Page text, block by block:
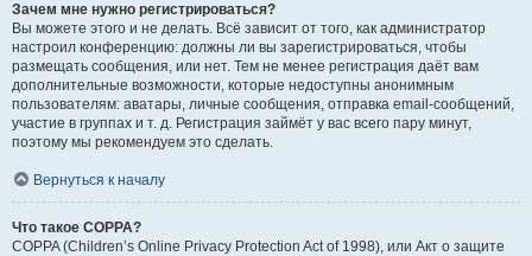
Зачем мне нужно регистрироваться?
Вы можете этого и не делать. Всё зависит от того, как администратор
настроил конференцию: должны ли вы зарегистрироваться, чтобы
размещать сообщения, или нет. Тем не менее регистрация даёт вам
дополнительные возможности, которые недоступны анонимным
пользователям: аватары, личные сообщения, отправка email-сообщений,
участие в группах и т. д. Регистрация займёт у вас всего пару минут,
поэтому мы рекомендуем это сделать.
Вернуться к началу
Что такое COPPA?
COPPA (Children’s Online Privacy Protection Act of 1998), или Акт о защите